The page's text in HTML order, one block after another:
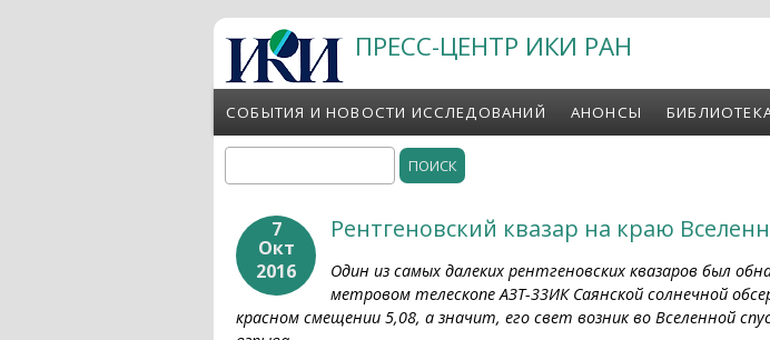
Перейти к основному содержанию ПРЕСС-ЦЕНТР ИКИ РАН
СОБЫТИЯ И НОВОСТИ ИССЛЕДОВАНИЙ АНОНСЫ
Форма поиска
7
Окт
2016
Рентгеновский квазар на краю
Один из самых далеких рентгеновских квазаров был
метровом телескопе АЗТ-33ИК Саянской солнечной
красном смещении 5,08, а значит, его свет возник во Вселенной